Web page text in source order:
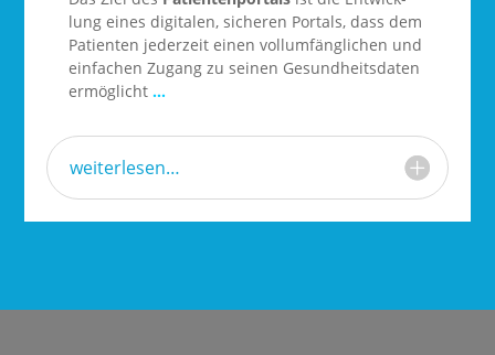
lung eines digi­ta­len, siche­ren Por­tals, dass dem
Pati­en­ten jeder­zeit einen voll­um­fäng­li­chen und
ein­fa­chen Zugang zu sei­nen Gesund­heits­da­ten
ermög­licht…
weiterlesen…